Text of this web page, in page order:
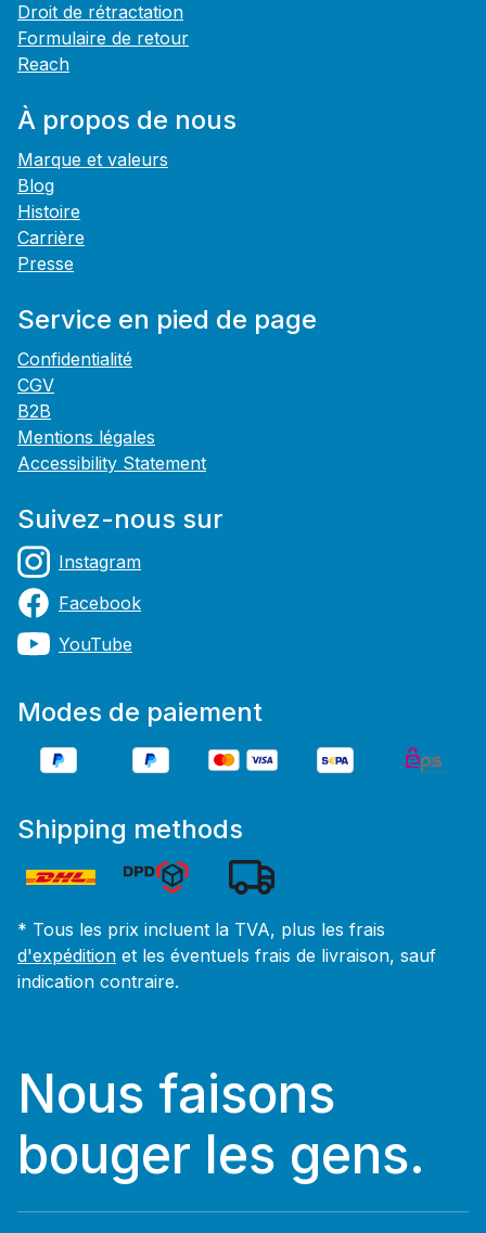
Droit de rétractation
Formulaire de retour
Reach
À propos de nous
Marque et valeurs
Blog
Histoire
Carrière
Presse
Service en pied de page
Confidentialité
CGV
B2B
Mentions légales
Accessibility Statement
Suivez-nous sur
Instagram
Facebook
YouTube
Modes de paiement
Shipping methods
* Tous les prix incluent la TVA, plus les frais
d'expédition et les éventuels frais de livraison, sauf
indication contraire.
Nous faisons
bouger les gens.